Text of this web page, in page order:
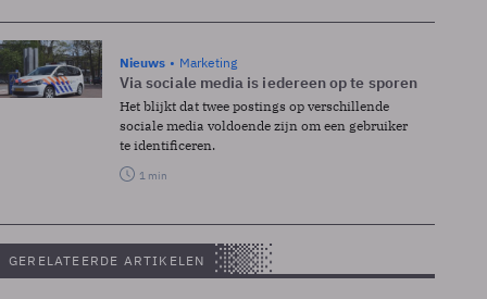
Nieuws Marketing
Via sociale media is iedereen op te sporen
Het blijkt dat twee postings op verschillende
sociale media voldoende zijn om een gebruiker
te identificeren.
1 min
GERELATEERDE ARTIKELEN